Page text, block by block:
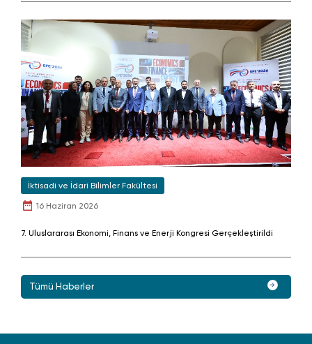
İktisadi ve İdari Bilimler Fakültesi
16 Haziran 2026
7. Uluslararası Ekonomi, Finans ve Enerji Kongresi Gerçekleştirildi
Tümü Haberler